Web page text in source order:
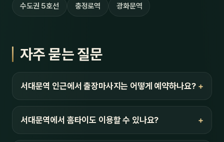
수도권 5호선 충정로역 광화문역
자주 묻는 질문
서대문역 인근에서 출장마사지는 어떻게 예약하나요?
서대문역에서 홈타이도 이용할 수 있나요?